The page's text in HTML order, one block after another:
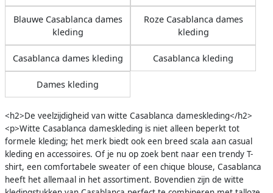
Blauwe Casablanca dames
kleding
Roze Casablanca dames
kleding
Casablanca dames kleding Casablanca kleding
Dames kleding
<h2>De veelzijdigheid van witte Casablanca dameskleding</h2>
<p>Witte Casablanca dameskleding is niet alleen beperkt tot
formele kleding; het merk biedt ook een breed scala aan casual
kleding en accessoires. Of je nu op zoek bent naar een trendy T-
shirt, een comfortabele sweater of een chique blouse, Casablanca
heeft het allemaal in het assortiment. Bovendien zijn de witte